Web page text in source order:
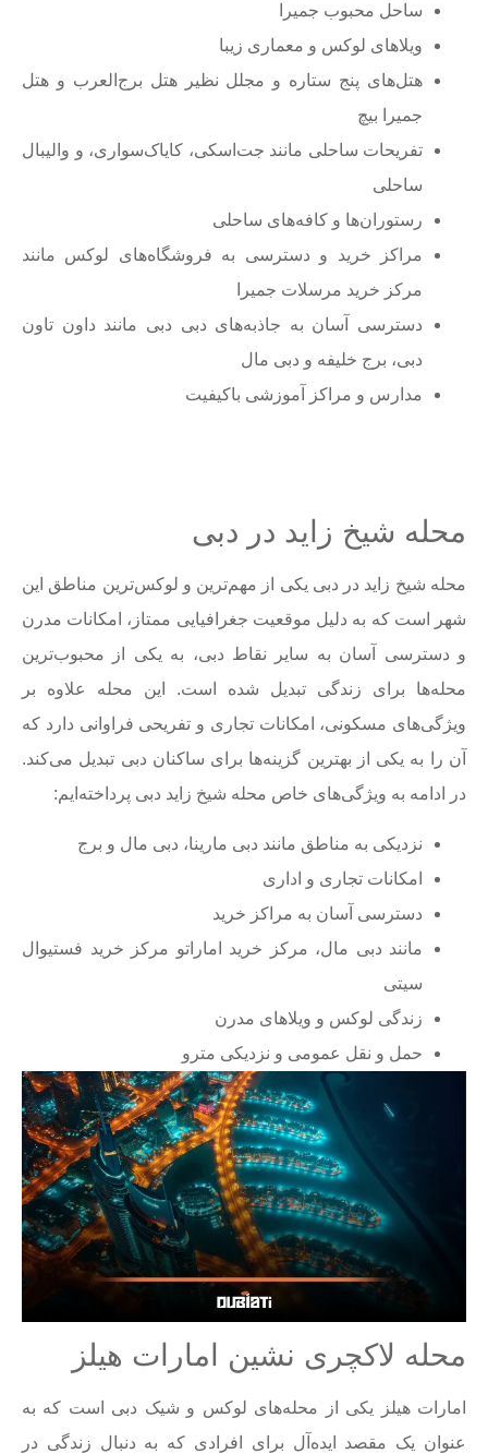
ساحل محبوب جمیرا
ویلاهای لوکس و معماری زیبا
هتل‌های پنج ستاره و مجلل نظیر هتل برج‌العرب و هتل
جمیرا بیچ
تفریحات ساحلی مانند جت‌اسکی، کایاک‌سواری، و والیبال
ساحلی
رستوران‌ها و کافه‌های ساحلی
مراکز خرید و دسترسی به فروشگاه‌های لوکس مانند
مرکز خرید مرسلات جمیرا
دسترسی آسان به جاذبه‌های دبی دبی مانند داون تاون
دبی، برج خلیفه و دبی مال
مدارس و مراکز آموزشی باکیفیت
محله شیخ زاید در دبی
محله شیخ زاید در دبی یکی از مهم‌ترین و لوکس‌ترین مناطق این
شهر است که به دلیل موقعیت جغرافیایی ممتاز، امکانات مدرن
و دسترسی آسان به سایر نقاط دبی، به یکی از محبوب‌ترین
محله‌ها برای زندگی تبدیل شده است. این محله علاوه بر
ویژگی‌های مسکونی، امکانات تجاری و تفریحی فراوانی دارد که
آن را به یکی از بهترین گزینه‌ها برای ساکنان دبی تبدیل می‌کند.
در ادامه به ویژگی‌های خاص محله شیخ زاید دبی پرداخته‌ایم:
نزدیکی به مناطق مانند دبی مارینا، دبی مال و برج
امکانات تجاری و اداری
دسترسی آسان به مراکز خرید
مانند دبی مال، مرکز خرید اماراتو مرکز خرید فستیوال
سیتی
زندگی لوکس و ویلاهای مدرن
حمل و نقل عمومی و نزدیکی مترو
محله لاکچری نشین امارات هیلز
امارات هیلز یکی از محله‌های لوکس و شیک دبی است که به
عنوان یک مقصد ایده‌آل برای افرادی که به دنبال زندگی در